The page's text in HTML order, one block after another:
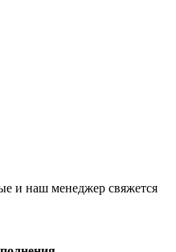
и наш менеджер свяжется